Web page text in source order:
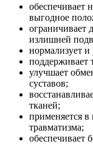
обеспечивает
выгодное
ограничивает
излишней
нормализует
поддерживает
улучшает
суставов;
тканей;
применяется в
травматизма;
обеспечивает